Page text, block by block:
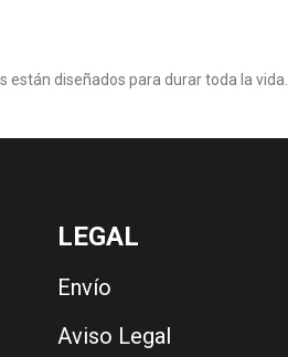
están diseñados para durar toda la vida.
LEGAL
Envío
Aviso Legal